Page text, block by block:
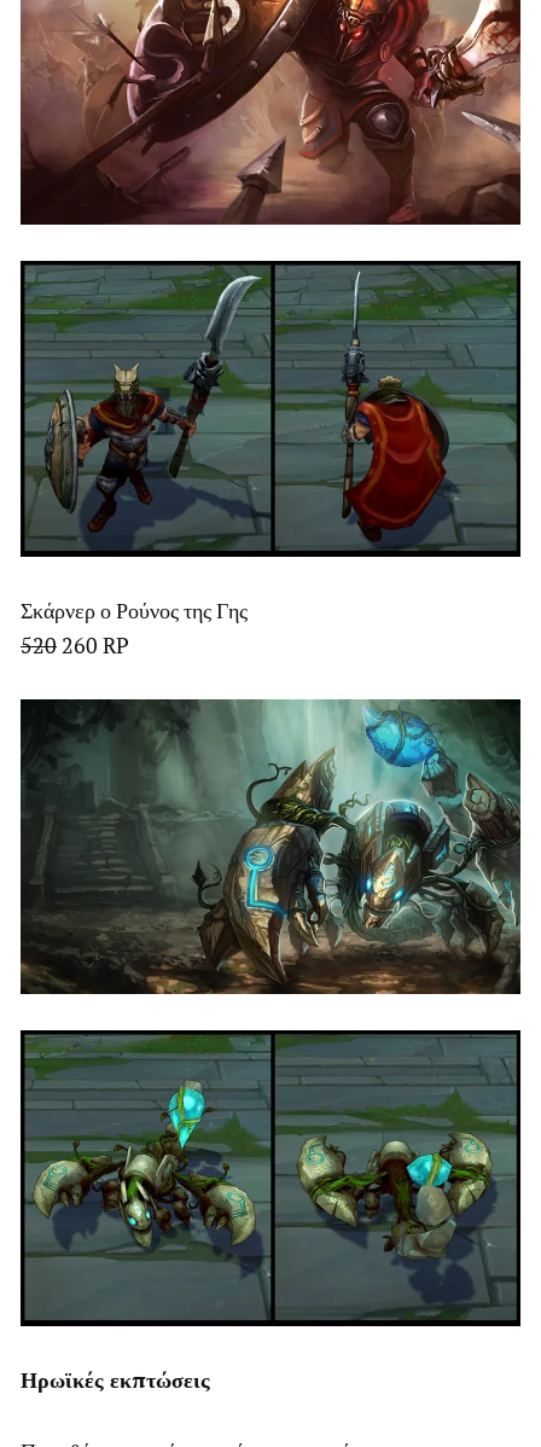
Σκάρνερ ο Ρούνος της Γης
520 260 RP
Ηρωϊκές εκπτώσεις